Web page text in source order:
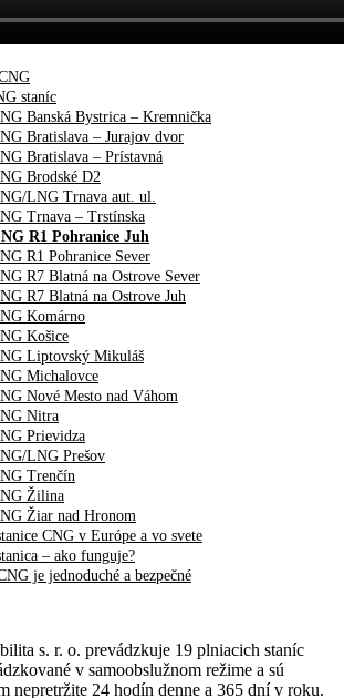
staníc
Banská Bystrica – Kremnička
Bratislava – Jurajov dvor
Bratislava – Prístavná
Brodské D2
LNG Trnava aut. ul.
Trnava – Trstínska
R1 Pohranice Juh
R1 Pohranice Sever
R7 Blatná na Ostrove Sever
R7 Blatná na Ostrove Juh
Komárno
Košice
Liptovský Mikuláš
Michalovce
Nové Mesto nad Váhom
Nitra
Prievidza
LNG Prešov
Trenčín
Žilina
Žiar nad Hronom
CNG v Európe a vo svete
– ako funguje?
je jednoduché a bezpečné
s. r. o. prevádzkuje 19 plniacich staníc
v samoobslužnom režime a sú
nepretržite 24 hodín denne a 365 dní v roku.